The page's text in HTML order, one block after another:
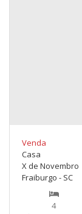
Venda
Casa
X de Novembro
Fraiburgo - SC
4